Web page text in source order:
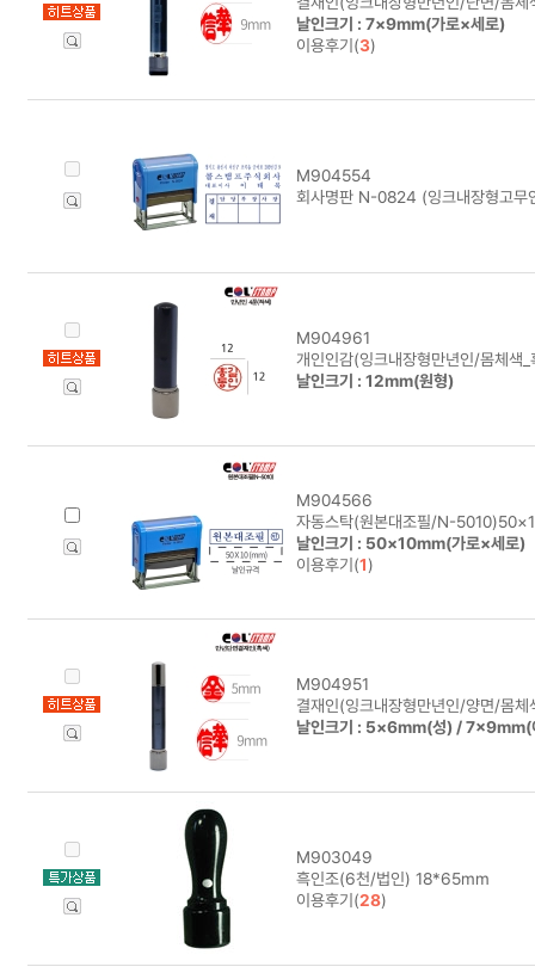
날인크기 : 7×9mm(가로×세로)
이용후기(3)
M904554
회사명판 N-0824 (잉크내장형고
M904961
개인인감(잉크내장형만년인/몸체
날인크기 : 12mm(원형)
M904566
자동스탁(원본대조필/N-
날인크기 : 50×10mm(가로×세로)
이용후기(1)
M904951
결재인(잉크내장형만년인/양면/몸
날인크기 : 5×6mm(성) / 7×9mm(
M903049
흑인조(6천/법인) 18*65mm
이용후기(28)